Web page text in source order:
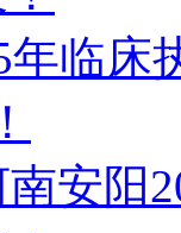
年临床
安阳